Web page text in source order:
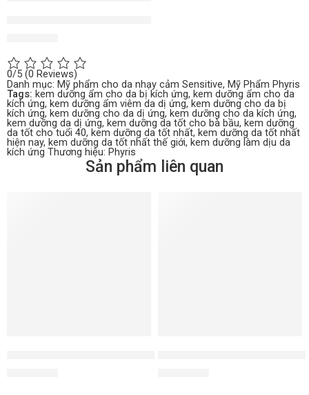
0/5 (0 Reviews)
Danh mục: Mỹ phẩm cho da nhạy cảm Sensitive, Mỹ Phẩm Phyris
Tags: kem dưỡng ẩm cho da bị kích ứng, kem dưỡng ẩm cho da
kích ứng, kem dưỡng ẩm viêm da dị ứng, kem dưỡng cho da bị
kích ứng, kem dưỡng cho da dị ứng, kem dưỡng cho da kích ứng,
kem dưỡng da dị ứng, kem dưỡng da tốt cho bà bầu, kem dưỡng
da tốt cho tuổi 40, kem dưỡng da tốt nhất, kem dưỡng da tốt nhất
hiện nay, kem dưỡng da tốt nhất thế giới, kem dưỡng làm dịu da
kích ứng Thương hiệu: Phyris
Sản phẩm liên quan